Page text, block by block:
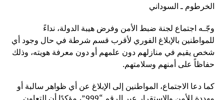
المفروشة، خالد يس، أن الحملة مهمة وكشفت العديد من
المخالفات وهي مستمرة وشاملة لكل محليات الولاية.
ونصح يس، أصحاب المكاتب العقارية وملاك الشقق بالحرص
على التنظيم والترخيص لتفادي الوقوع في المخالفات.
الخرطوم ـ السوداني
وجّـه اجتماع لجنة ضبط الأمن وفرض هيبة الدولة، نداءً
للمواطنين بالإبلاغ الفوري لأقرب قسم شرطة في حال وجود أي
شخص يقيم في منازلهم دون علمهم أو دون معرفة هويته، وذلك
حفاظاً على أمنهم وسلامتهم.
كما دعا الاجتماع، المواطنين إلى الإبلاغ عن أي ظواهر سالبة أو